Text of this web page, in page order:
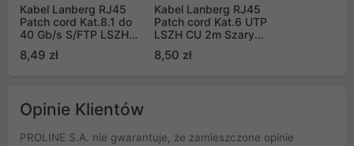
Kabel Lanberg RJ45
Patch cord Kat.8.1 do
40 Gb/s S/FTP LSZH
CU 0.5m Szary Fluke
Passed (PCF8-10CU-
8,49 zł
Kabel Lanberg RJ45
Patch cord Kat.6 UTP
LSZH CU 2m Szary
Fluke Passed (PCU6-
10CU-0200-S)
8,50 zł
Opinie Klientów
PROLINE S.A. nie gwarantuje, że zamieszczone opinie